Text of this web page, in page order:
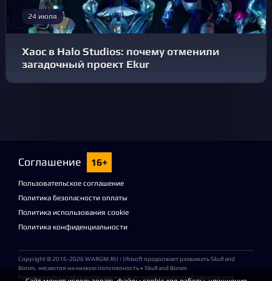
24 июля
Хаос в Halo Studios: почему отменили
загадочный проект Ekur
Соглашение 16+
Пользовательское соглашение
Политика безопасности оплаты
Политика использования cookie
Политика конфиденциальности
Copyright © 2016-2026 WARGM.RU | Ubisoft продолжает развивать Skull and
Bones, несмотря на низкую популярность • Skull and Bones
Размещенная на сайте информация носит информационный характер и не